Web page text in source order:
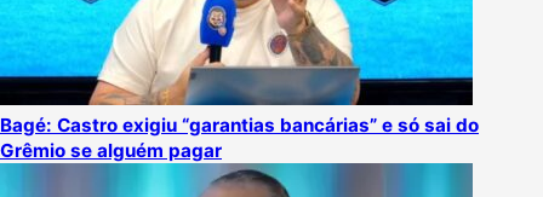
Bagé: Castro exigiu “garantias bancárias” e só sai do
Grêmio se alguém pagar